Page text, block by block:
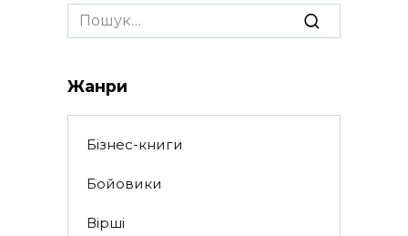
Search
for:
Жанри
Бізнес-книги
Бойовики
Вірші